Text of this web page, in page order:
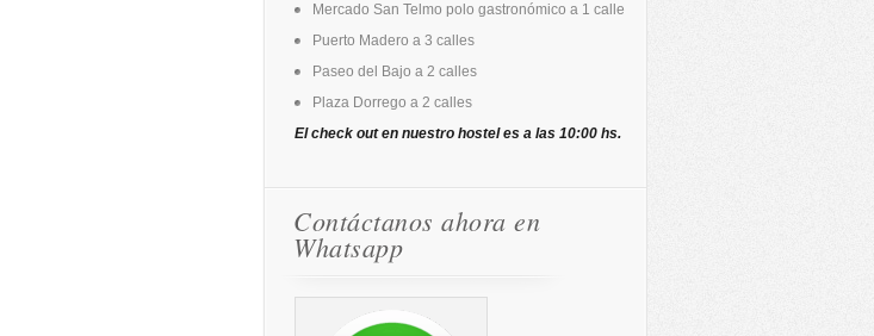
Mercado San Telmo polo gastronómico a 1 calle
Puerto Madero a 3 calles
Paseo del Bajo a 2 calles
Plaza Dorrego a 2 calles
El check out en nuestro hostel es a las 10:00 hs.
Contáctanos ahora en
Whatsapp